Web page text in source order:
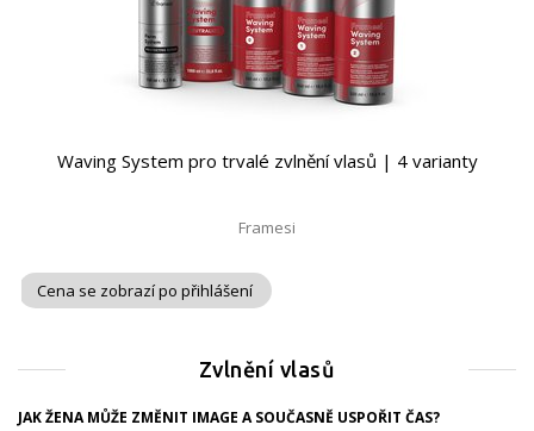
Waving System pro trvalé zvlnění vlasů | 4 varianty
Framesi
Cena se zobrazí po přihlášení
Zvlnění vlasů
JAK ŽENA MŮŽE ZMĚNIT IMAGE A SOUČASNĚ USPOŘIT ČAS?